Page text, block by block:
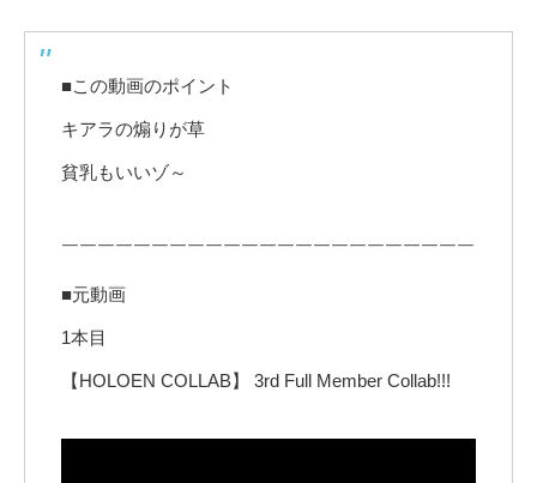
■この動画のポイント
キアラの煽りが草
貧乳もいいゾ～
￣￣￣￣￣￣￣￣￣￣￣￣￣￣￣￣￣￣￣￣￣￣￣
■元動画
1本目
【HOLOEN COLLAB】 3rd Full Member Collab!!!